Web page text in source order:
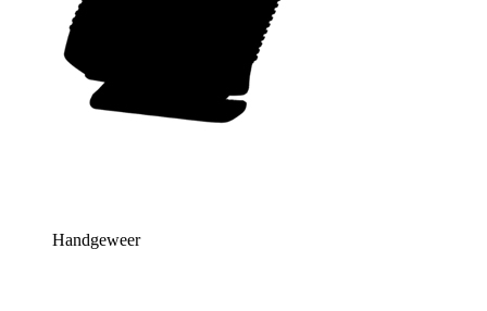
Handgeweer